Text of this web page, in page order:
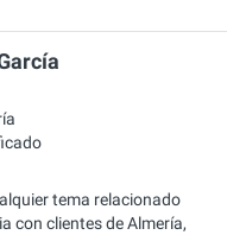
tema relacionado
con clientes de Almería,